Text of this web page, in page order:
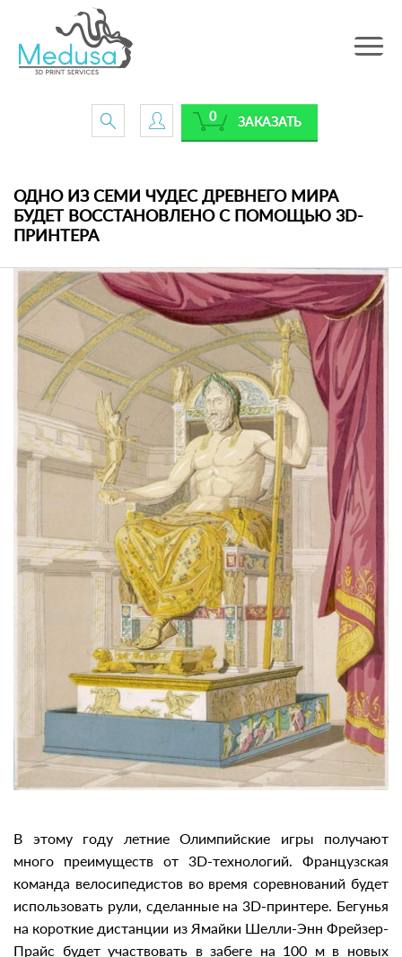
Toggle
ЗАКАЗАТЬ
0
ОДНО ИЗ СЕМИ ЧУДЕС ДРЕВНЕГО МИРА
БУДЕТ ВОССТАНОВЛЕНО С ПОМОЩЬЮ 3D-
ПРИНТЕРА
В этому году летние Олимпийские игры получают
много преимуществ от 3D-технологий. Французская
команда велосипедистов во время соревнований будет
использовать рули, сделанные на 3D-принтере. Бегунья
на короткие дистанции из Ямайки Шелли-Энн Фрейзер-
Прайс будет участвовать в забеге на 100 м в новых